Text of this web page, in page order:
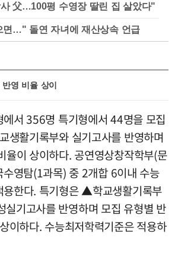
父…100평 수영장 딸린 집 살았다"
면…" 돌연 자녀에 재산상속 언급
영 비율 상이
에서 356명 특기형에서 44명을 모집
생활기록부와 실기고사를 반영하며
율이 상이하다. 공연영상창작학부(문
영탐(1과목) 중 2개합 6이내 수능
용한다. 특기형은 ▲학교생활기록부
기고사를 반영하며 모집 유형별 반
이하다. 수능최저학력기준은 적용하